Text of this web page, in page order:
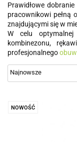
Prawidłowe
pracownikowi pełną
znajdującymi się w
W celu optymalnej
kombinezonu,
profesjonalnego
NOWOŚĆ